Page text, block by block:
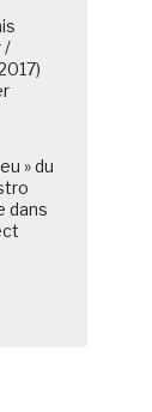
/
» du
dans